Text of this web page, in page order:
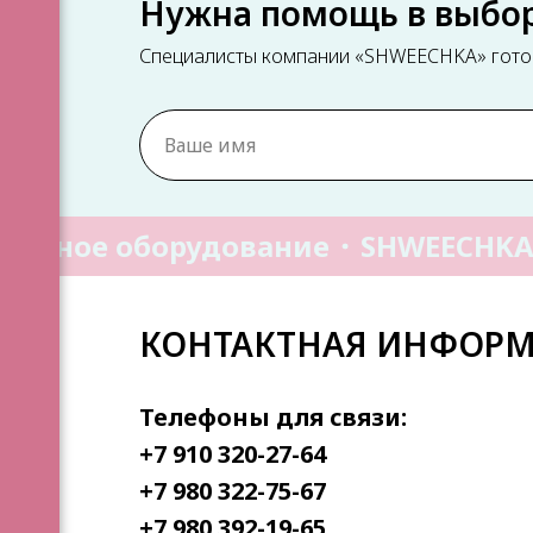
Нужна помощь в
Специалисты компании «SHWEECHKA»
оборудование SHWEECHKA
КОНТАКТНАЯ
Телефоны для связи:
+7 910 320-27-64
+7 980 322-75-67